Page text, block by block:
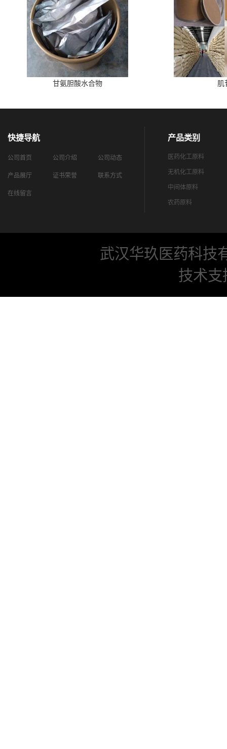
甘氨胆酸水合物 肌
快捷导航
公司首页 公司介绍 公司动态
产品展厅 证书荣誉 联系方式
在线留言
产品类别
医药化工原料
无机化工原料
中间体原料
农药原料
武汉华玖医药科技
技术